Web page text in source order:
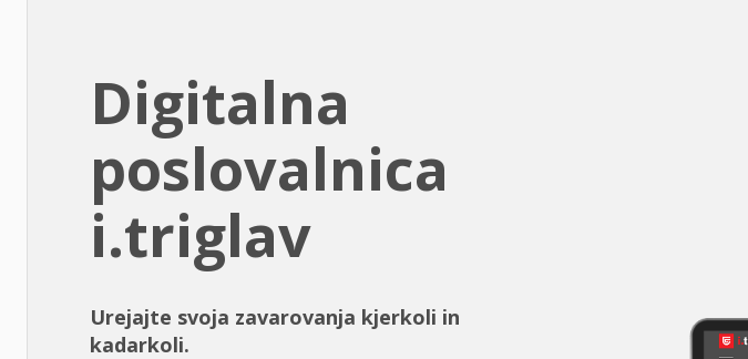
Digitalna
poslovalnica
i.triglav
Urejajte svoja zavarovanja kjerkoli in
kadarkoli.